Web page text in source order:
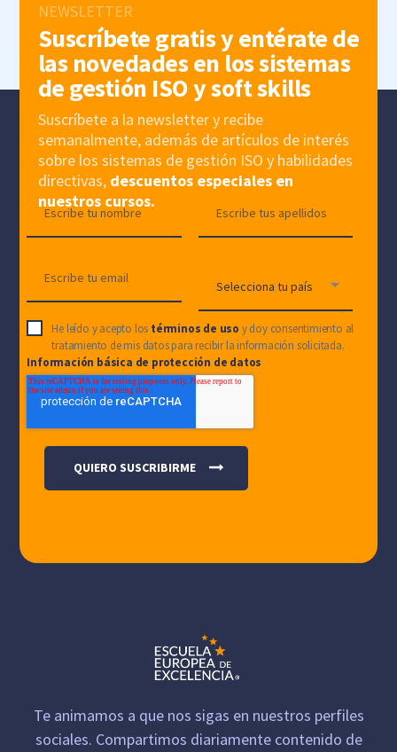
NEWSLETTER
Suscríbete gratis y entérate de
las novedades en los sistemas
de gestión ISO y soft skills
Suscríbete a la newsletter y recibe
semanalmente, además de artículos de interés
sobre los sistemas de gestión ISO y habilidades
directivas, descuentos especiales en
nuestros cursos.
He leído y acepto los términos de uso y doy consentimiento al
tratamiento de mis datos para recibir la información solicitada.
Información básica de protección de datos
Te animamos a que nos sigas en nuestros perfiles
sociales. Compartimos diariamente contenido de